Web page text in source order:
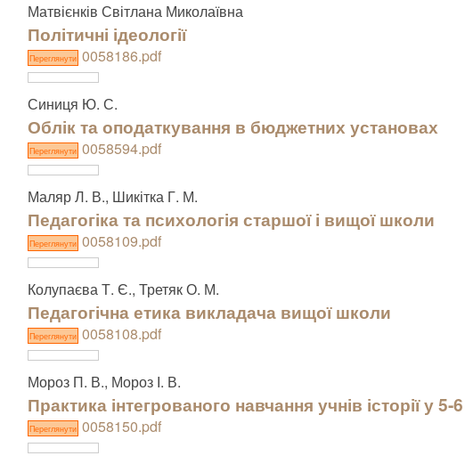
Матвієнків Світлана Миколаївна
Політичні ідеології
Переглянути0058186.pdf
Синиця Ю. С.
Облік та оподаткування в бюджетних установах
Переглянути0058594.pdf
Маляр Л. В., Шикітка Г. М.
Педагогіка та психологія старшої і вищої школи
Переглянути0058109.pdf
Колупаєва Т. Є., Третяк О. М.
Педагогічна етика викладача вищої школи
Переглянути0058108.pdf
Мороз П. В., Мороз І. В.
Практика інтегрованого навчання учнів історії у 5-
Переглянути0058150.pdf